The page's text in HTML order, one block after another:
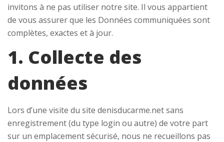
invitons à ne pas utiliser notre site. Il vous appartient
de vous assurer que les Données communiquées sont
complètes, exactes et à jour.
1. Collecte des
données
Lors d’une visite du site denisducarme.net sans
enregistrement (du type login ou autre) de votre part
sur un emplacement sécurisé, nous ne recueillons pas